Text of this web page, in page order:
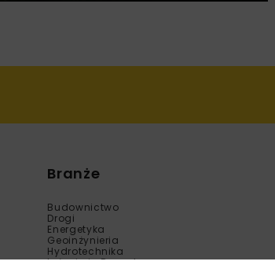
Branże
Budownictwo
Drogi
Energetyka
Geoinżynieria
Hydrotechnika
Inżynieria Bezwykopowa